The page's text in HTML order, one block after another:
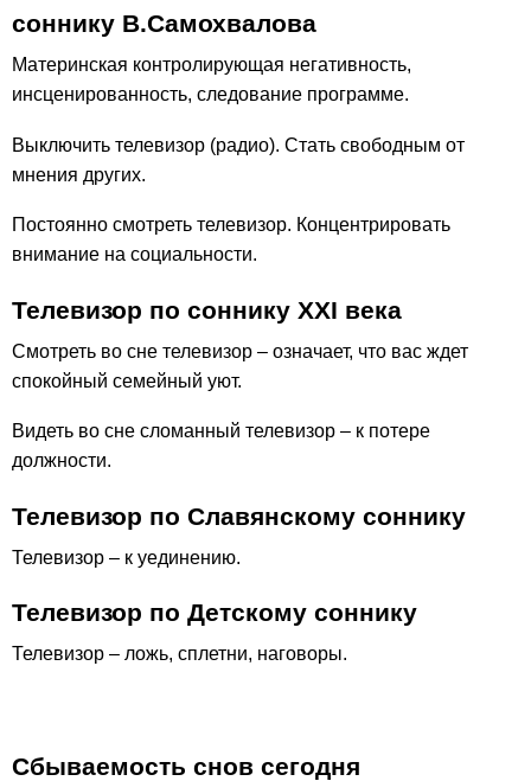
соннику В.Самохвалова
Материнская контролирующая негативность,
инсценированность, следование программе.
Выключить телевизор (радио). Стать свободным от
мнения других.
Постоянно смотреть телевизор. Концентрировать
внимание на социальности.
Телевизор по соннику ХХІ века
Смотреть во сне телевизор – означает, что вас ждет
спокойный семейный уют.
Видеть во сне сломанный телевизор – к потере
должности.
Телевизор по Славянскому соннику
Телевизор – к уединению.
Телевизор по Детскому соннику
Телевизор – ложь, сплетни, наговоры.
Сбываемость снов сегодня